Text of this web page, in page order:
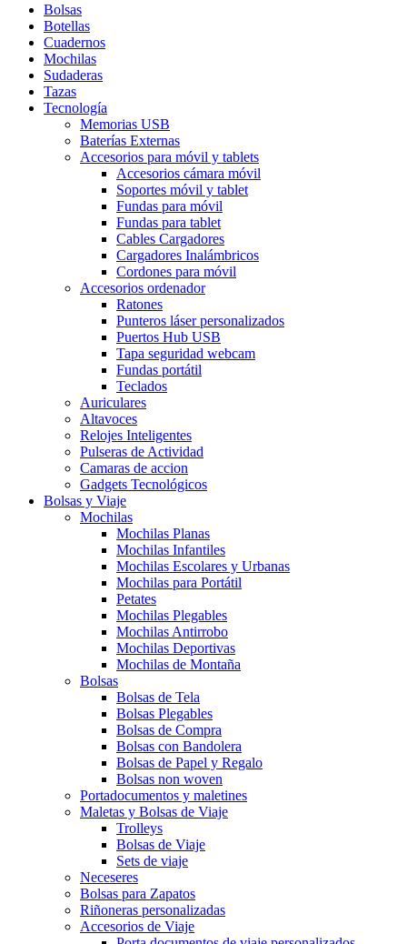
Bolsas
Botellas
Cuadernos
Mochilas
Sudaderas
Tazas
Tecnología
Memorias USB
Baterías Externas
Accesorios para móvil y tablets
Accesorios cámara móvil
Soportes móvil y tablet
Fundas para móvil
Fundas para tablet
Cables Cargadores
Cargadores Inalámbricos
Cordones para móvil
Accesorios ordenador
Ratones
Punteros láser personalizados
Puertos Hub USB
Tapa seguridad webcam
Fundas portátil
Teclados
Auriculares
Altavoces
Relojes Inteligentes
Pulseras de Actividad
Camaras de accion
Gadgets Tecnológicos
Bolsas y Viaje
Mochilas
Mochilas Planas
Mochilas Infantiles
Mochilas Escolares y Urbanas
Mochilas para Portátil
Petates
Mochilas Plegables
Mochilas Antirrobo
Mochilas Deportivas
Mochilas de Montaña
Bolsas
Bolsas de Tela
Bolsas Plegables
Bolsas de Compra
Bolsas con Bandolera
Bolsas de Papel y Regalo
Bolsas non woven
Portadocumentos y maletines
Maletas y Bolsas de Viaje
Trolleys
Bolsas de Viaje
Sets de viaje
Neceseres
Bolsas para Zapatos
Riñoneras personalizadas
Accesorios de Viaje